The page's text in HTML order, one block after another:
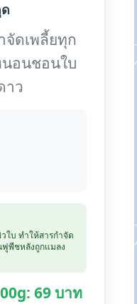
จัดเพลี้ยทุก
อนชอนใบ
าว
ใบ ทำให้สารกำจัด
พืชหลังถูกแมลง
69 บาท